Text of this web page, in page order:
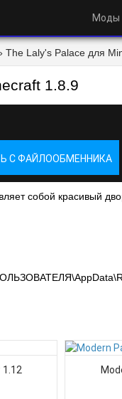
Моды
The Laly's Palace для
1.8.9
С ФАЙЛООБМЕННИКА
собой красивый